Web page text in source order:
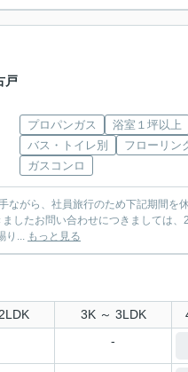
戸
プロパンガス
浴室１坪以上
バス・トイレ別
フローリン
ガスコンロ
賜り... もっと見る
3K ～ 3LDK
-